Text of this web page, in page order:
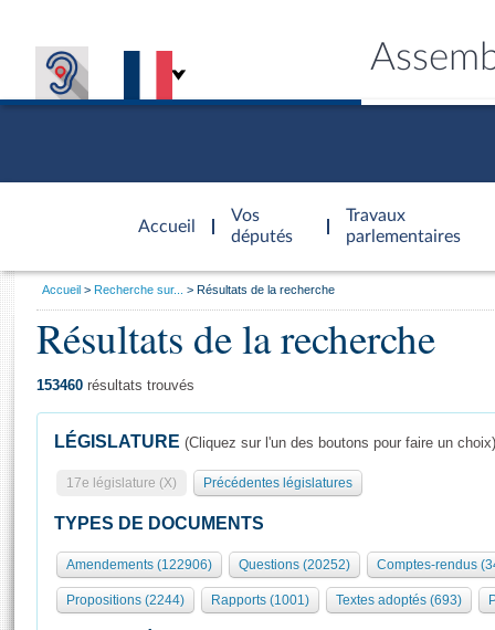
Accueil
d'accueil
Vos
députés
Travaux
parlementaires
Présidence
577 députés
Groupes politiques
Séance publique
Commissions et autres organes
Europe et International
Général
Rôle et pouvoirs de l'Assemblée
Organisation de l'Assemblée
Présidence Conférence des Présidents Bureau Collège des
Visiter l'Assemblée
Visite virtuelle du palais Bourbon
Assister à une séance
Vous
Accueil Recherche sur... Résultats de la recherche
Résultats de la recherche
153460 résultats trouvés
LÉGISLATURE (Cliquez sur l'un des boutons pour faire un choix)
17e législature (X) Précédentes législatures
TYPES DE DOCUMENTS
Amendements (122906) Questions (20252) Comptes-rendus
Propositions (2244) Rapports (1001) Textes adoptés (693)